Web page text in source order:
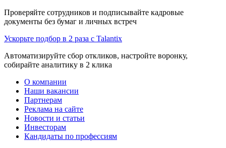
Проверяйте сотрудников и подписывайте кадровые
документы без бумаг и личных встреч
Ускорьте подбор в 2 раза с Talantix
Автоматизируйте сбор откликов, настройте воронку,
собирайте аналитику в 2 клика
О компании
Наши вакансии
Партнерам
Реклама на сайте
Новости и статьи
Инвесторам
Кандидаты по профессиям